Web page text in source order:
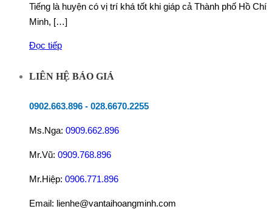
Tiếng là huyện có vị trí khá tốt khi giáp cả Thành phố Hồ Chí
Minh, […]
Đọc tiếp
LIÊN HỆ BÁO GIÁ
0902.663.896 - 028.6670.2255
Ms.Nga: 0909.662.896
Mr.Vũ: 0909.768.896
Mr.Hiệp: 0906.771.896
Email: lienhe@vantaihoangminh.com